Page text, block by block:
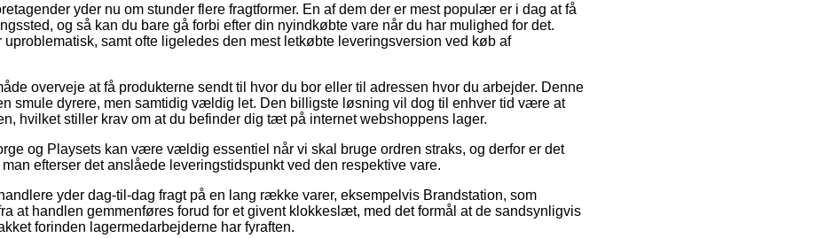
yder nu om stunder flere fragtformer. En af dem der er mest populær er i dag at få
og så kan du bare gå forbi efter din nyindkøbte vare når du har mulighed for det.
uproblematisk, samt ofte ligeledes den mest letkøbte leveringsversion ved køb af
overveje at få produkterne sendt til hvor du bor eller til adressen hvor du arbejder. Denne
smule dyrere, men samtidig vældig let. Den billigste løsning vil dog til enhver tid være at
hvilket stiller krav om at du befinder dig tæt på internet webshoppens lager.
og Playsets kan være vældig essentiel når vi skal bruge ordren straks, og derfor er det
efterser det anslåede leveringstidspunkt ved den respektive vare.
yder dag-til-dag fragt på en lang række varer, eksempelvis Brandstation, som
at handlen gemmenføres forud for et givent klokkeslæt, med det formål at de sandsynligvis
forinden lagermedarbejderne har fyraften.